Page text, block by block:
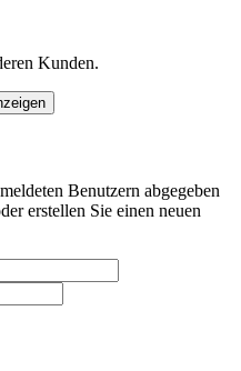
Kunden.
Benutzern abgegeben
erstellen Sie einen neuen